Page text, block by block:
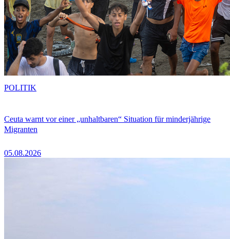
Ceuta warnt vor einer „unhaltbaren“ Situation für minderjährige
Migranten
05.08.2026
POLITIK